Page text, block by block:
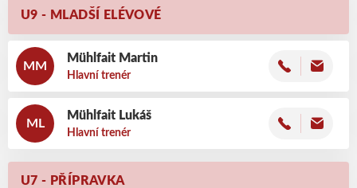
U9 - MLADŠÍ ELÉVOVÉ
MM
Martin
Mühlfait
Hlavní trenér
ML
Lukáš
Mühlfait
Hlavní trenér
U7 - PŘÍPRAVKA